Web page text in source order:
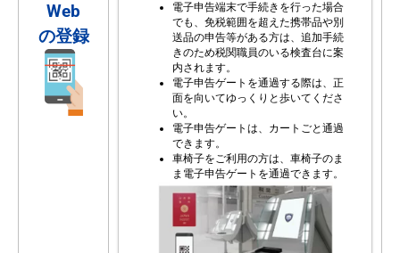
Web
の登録
電子申告端末で手続きを行った場合
でも、免税範囲を超えた携帯品や別
送品の申告等がある方は、追加手続
きのため税関職員のいる検査台に案
内されます。
電子申告ゲートを通過する際は、正
面を向いてゆっくりと歩いてくださ
い。
電子申告ゲートは、カートごと通過
できます。
車椅子をご利用の方は、車椅子のま
ま電子申告ゲートを通過できます。